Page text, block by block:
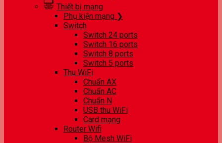
Thiết bị mạng
Phụ kiện mạng ❯
Switch
Switch 24 ports
Switch 16 ports
Switch 8 ports
Switch 5 ports
Thu WiFi
Chuẩn AX
Chuẩn AC
Chuẩn N
USB thu WiFi
Card mạng
Router Wifi
Bộ Mesh WiFi